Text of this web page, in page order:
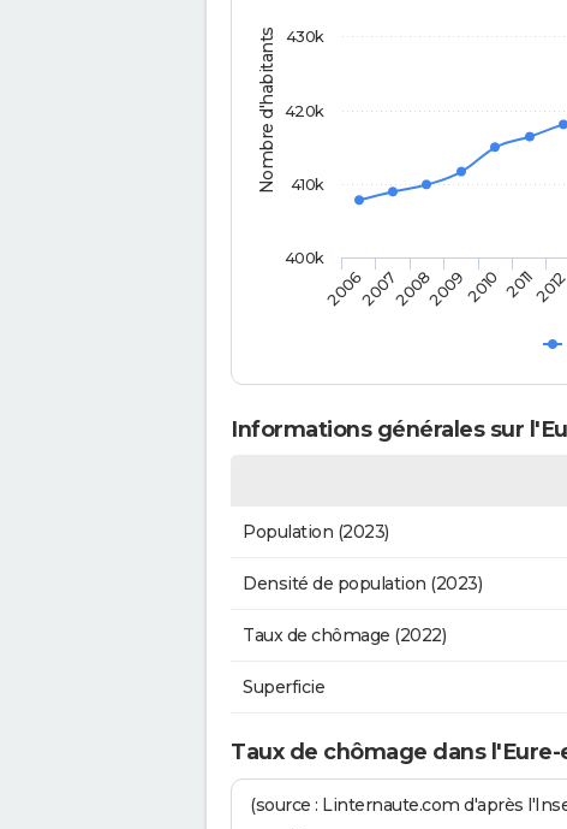
Nombre d'habitants
20062007200820092010 20112012
410k
420k
430k
400k
Informations générales sur
Population (2023)
Densité de population (2023)
Taux de chômage (2022)
Superficie
Taux de chômage dans
(source : Linternaute.com d'après